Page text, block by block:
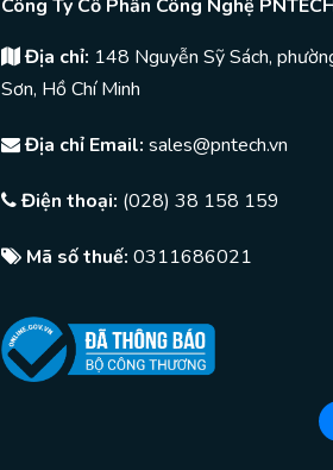
Công Ty Cổ Phần Công Nghệ
Địa chỉ: 148 Nguyễn Sỹ Sách,
Sơn, Hồ Chí Minh
Địa chỉ Email: sales@pntech.vn
Điện thoại: (028) 38 158 159
Mã số thuế: 0311686021